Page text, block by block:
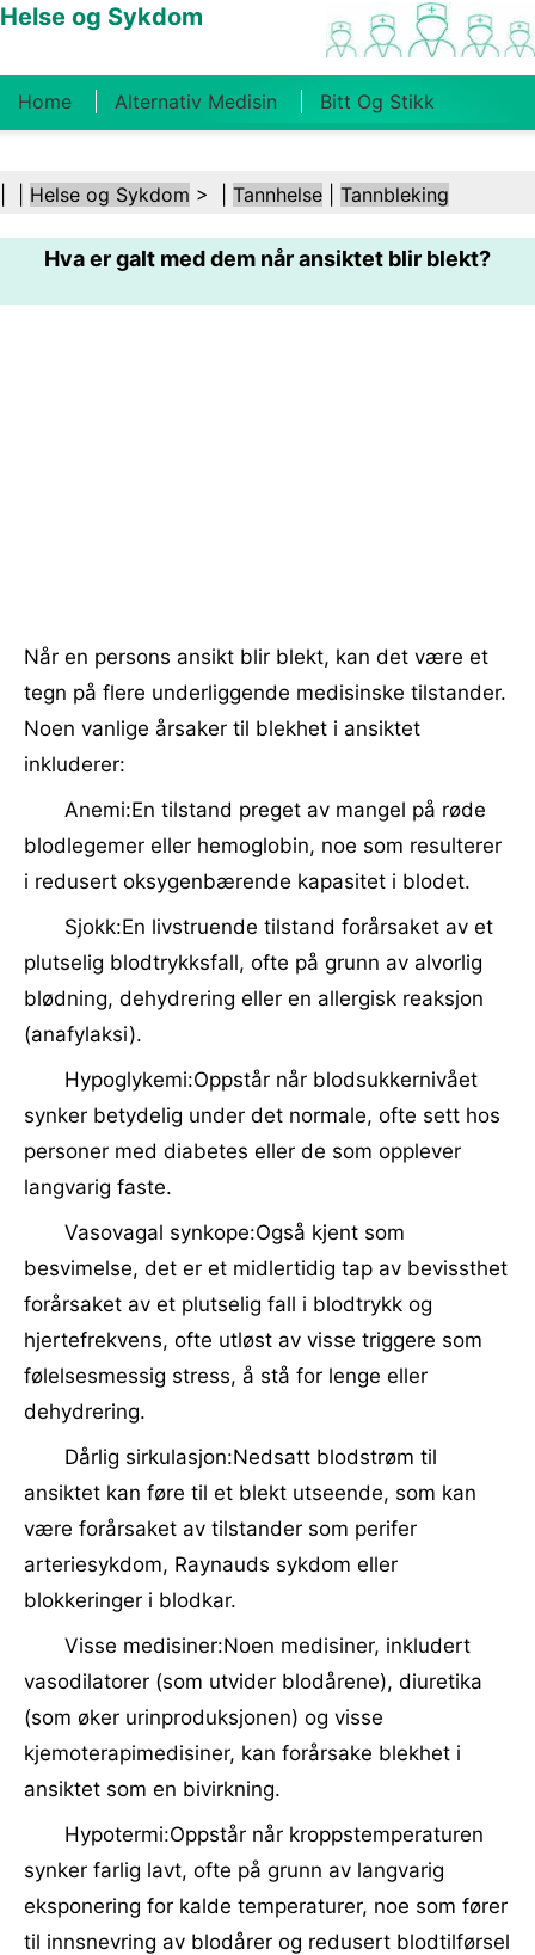
Helse og Sykdom
Home Alternativ Medisin Bitt Og Stikk
Kosthold Og Ernæring Familiehelse
Helsebransjen Psykisk Helse Folkehelse Og
Sikkerhet Kirurgi Og Prosedyrer Helse
Helse og Sykdom > | Tannhelse Tannbleking
Hva er galt med dem når ansiktet blir blekt?
Når en persons ansikt blir blekt, kan det være et
tegn på flere underliggende medisinske tilstander.
Noen vanlige årsaker til blekhet i ansiktet
inkluderer:
Anemi:En tilstand preget av mangel på røde
blodlegemer eller hemoglobin, noe som resulterer
i redusert oksygenbærende kapasitet i blodet.
Sjokk:En livstruende tilstand forårsaket av et
plutselig blodtrykksfall, ofte på grunn av alvorlig
blødning, dehydrering eller en allergisk reaksjon
(anafylaksi).
Hypoglykemi:Oppstår når blodsukkernivået
synker betydelig under det normale, ofte sett hos
personer med diabetes eller de som opplever
langvarig faste.
Vasovagal synkope:Også kjent som
besvimelse, det er et midlertidig tap av bevissthet
forårsaket av et plutselig fall i blodtrykk og
hjertefrekvens, ofte utløst av visse triggere som
følelsesmessig stress, å stå for lenge eller
dehydrering.
Dårlig sirkulasjon:Nedsatt blodstrøm til
ansiktet kan føre til et blekt utseende, som kan
være forårsaket av tilstander som perifer
arteriesykdom, Raynauds sykdom eller
blokkeringer i blodkar.
Visse medisiner:Noen medisiner, inkludert
vasodilatorer (som utvider blodårene), diuretika
(som øker urinproduksjonen) og visse
kjemoterapimedisiner, kan forårsake blekhet i
ansiktet som en bivirkning.
Hypotermi:Oppstår når kroppstemperaturen
synker farlig lavt, ofte på grunn av langvarig
eksponering for kalde temperaturer, noe som fører
til innsnevring av blodårer og redusert blodtilførsel